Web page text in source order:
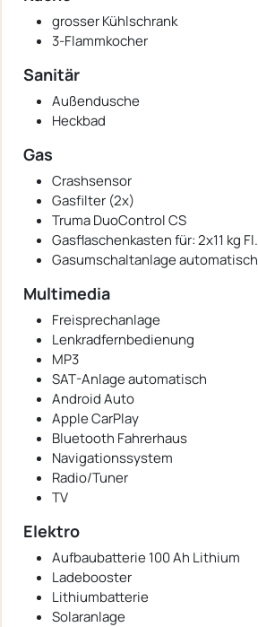
grosser Kühlschrank
3-Flammkocher
Sanitär
Außendusche
Heckbad
Gas
Crashsensor
Gasfilter (2x)
Truma DuoControl CS
Gasflaschenkasten für: 2x11 kg Fl.
Gasumschaltanlage automatisch
Multimedia
Freisprechanlage
Lenkradfernbedienung
MP3
SAT-Anlage automatisch
Android Auto
Apple CarPlay
Bluetooth Fahrerhaus
Navigationssystem
Radio/Tuner
TV
Elektro
Aufbaubatterie 100 Ah Lithium
Ladebooster
Lithiumbatterie
Solaranlage